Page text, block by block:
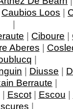
Caubios Loos |
|
| Ciboure |
Aberes |
|
| Diusse |
Berraute |
| Escot| Escou |
|